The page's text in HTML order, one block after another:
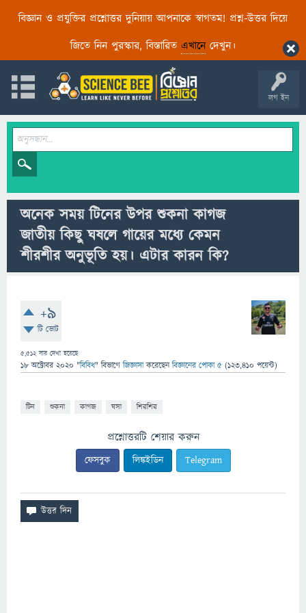
বিজ্ঞান ও প্রযুক্তির প্রশ্নোত্তর দুনিয়ায় আপনাকে স্বাগতম! প্রশ্ন-উত্তর দিয়ে
জিতে নিন পুরস্কার, বিস্তারিত এখানেদেখুন।
লগ ইন
অনেক সময় টিনের উপর শুকনা কাগজ
জাতীয় কিছু ঘষলে গায়ের মধ্যে কেমন
শীরশীর অনুভূতি হয়। এটার কারন কি?
+9
টি ভোট
5,512বার দেখা হয়েছে
18 অক্টোবর 2020 "বিবিধ" বিভাগে জিজ্ঞাসাকরেছেনবিজ্ঞানের পোকা ৫ (123,410 পয়েন্ট)
টিন শুকনা কাগজ ঘসা শিরশির
প্রশ্নোত্তরটি শেয়ার করুন
ফেসবুক লিঙ্কইডিন Telegram